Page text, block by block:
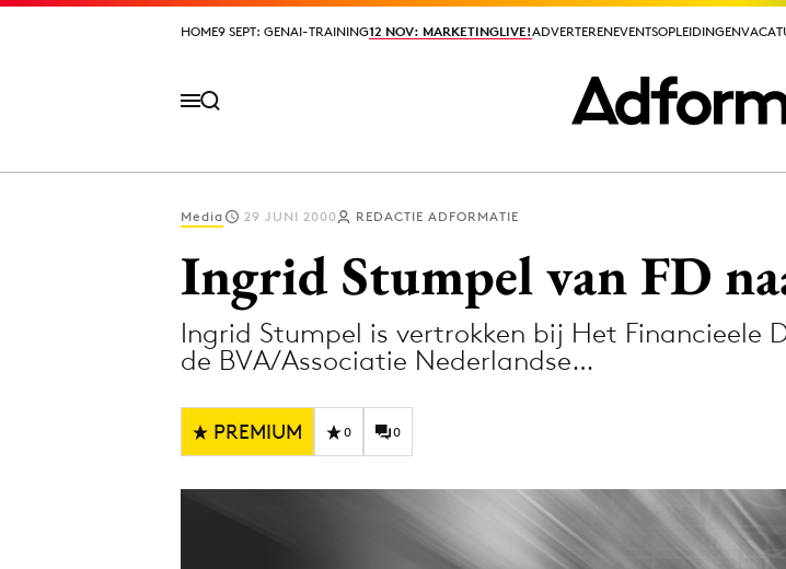
HOME9 SEPT: GENAI-TRAINING12 NOV: MARKETINGLIVE!ADVERTERENEVENTSOPLEIDINGEN
HOME9 SEPT: GENAI-TRAINING12 NOV: MARKETINGLIVE!ADVERTERENEVENTSOPLEIDINGEN
Digital transformation
Diversiteit
Effectiviteit
Influencer marketing
Media 29 JUNI 2000 REDACTIE ADFORMATIE
Ingrid Stumpel van FD
Ingrid Stumpel is vertrokken bij Het
de BVA/Associatie Nederlandse…
PREMIUM 0 0